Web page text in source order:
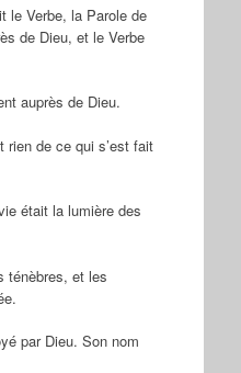
le Verbe, la Parole de
de Dieu, et le Verbe
auprès de Dieu.
rien de ce qui s’est fait
était la lumière des
ténèbres, et les
par Dieu. Son nom